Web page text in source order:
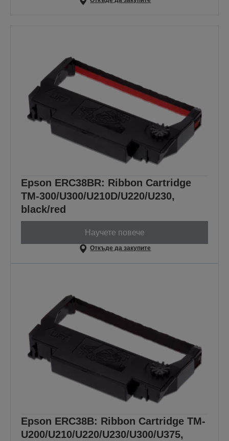
Epson ERC38BR: Ribbon Cartridge
TM-300/U300/U210D/U220/U230,
black/red
Научете повече
Откъде да закупите
Epson ERC38B: Ribbon Cartridge TM-
U200/U210/U220/U230/U300/U375,